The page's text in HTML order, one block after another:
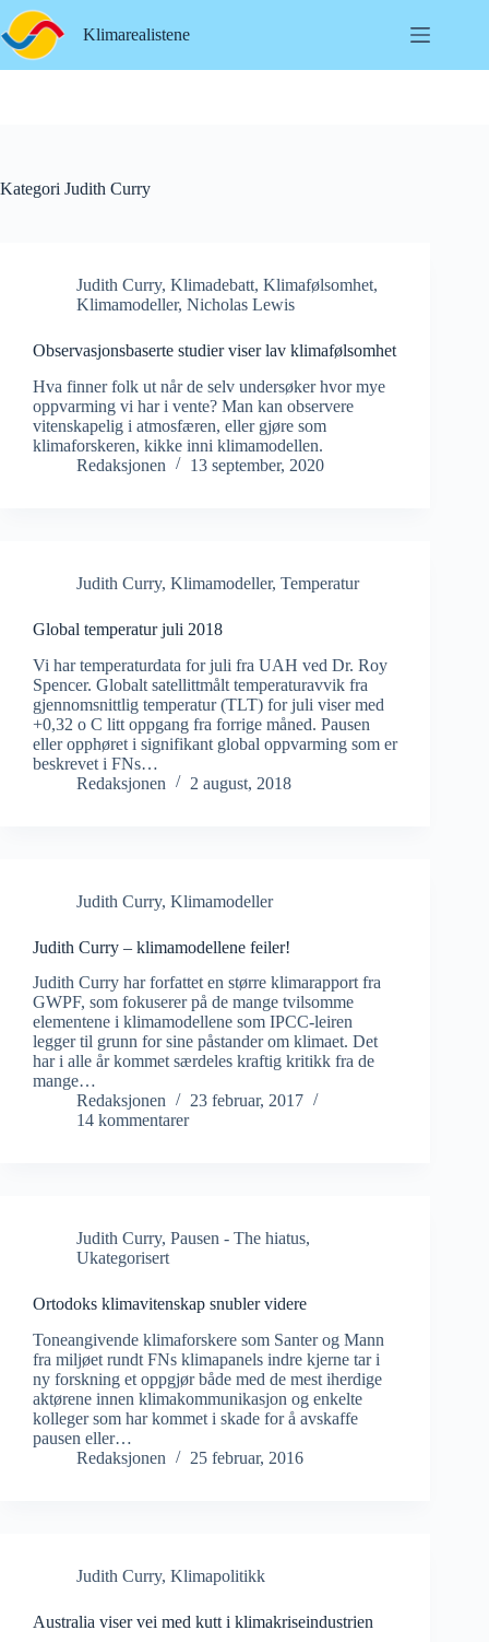
Hopp
til
innholdet
Klimarealistene
Kategori Judith Curry
Judith Curry, Klimadebatt, Klimafølsomhet,
Klimamodeller, Nicholas Lewis
Observasjonsbaserte studier viser lav klimafølsomhet
Hva finner folk ut når de selv undersøker hvor mye
oppvarming vi har i vente? Man kan observere
vitenskapelig i atmosfæren, eller gjøre som
klimaforskeren, kikke inni klimamodellen.
Redaksjonen
13 september, 2020
Judith Curry, Klimamodeller, Temperatur
Global temperatur juli 2018
Vi har temperaturdata for juli fra UAH ved Dr. Roy
Spencer. Globalt satellittmålt temperaturavvik fra
gjennomsnittlig temperatur (TLT) for juli viser med
+0,32 o C litt oppgang fra forrige måned. Pausen
eller opphøret i signifikant global oppvarming som er
beskrevet i FNs…
Redaksjonen
2 august, 2018
Judith Curry, Klimamodeller
Judith Curry – klimamodellene feiler!
Judith Curry har forfattet en større klimarapport fra
GWPF, som fokuserer på de mange tvilsomme
elementene i klimamodellene som IPCC-leiren
legger til grunn for sine påstander om klimaet. Det
har i alle år kommet særdeles kraftig kritikk fra de
mange…
Redaksjonen
23 februar, 2017
14 kommentarer
Judith Curry, Pausen - The hiatus,
Ukategorisert
Ortodoks klimavitenskap snubler videre
Toneangivende klimaforskere som Santer og Mann
fra miljøet rundt FNs klimapanels indre kjerne tar i
ny forskning et oppgjør både med de mest iherdige
aktørene innen klimakommunikasjon og enkelte
kolleger som har kommet i skade for å avskaffe
pausen eller…
Redaksjonen
25 februar, 2016
Judith Curry, Klimapolitikk
Australia viser vei med kutt i klimakriseindustrien